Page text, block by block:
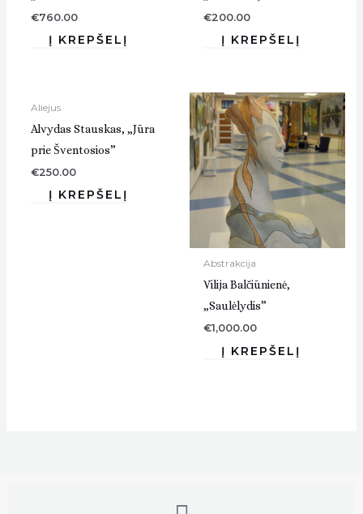
€760.00 €200.00
Aliejus
Alvydas Stauskas, „Jūra
prie Šventosios”
€250.00
Abstrakcija
Vilija Balčiūnienė,
„Saulėlydis”
€1,000.00